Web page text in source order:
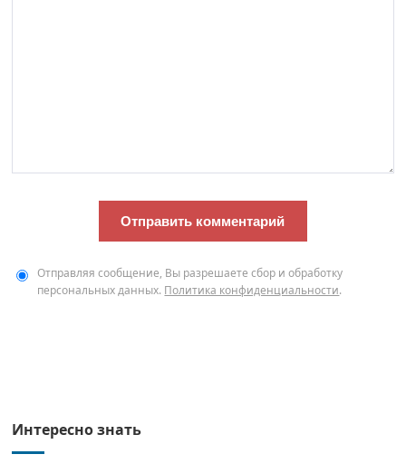
Отправляя сообщение, Вы разрешаете сбор и обработку
персональных данных. Политика конфиденциальности.
Интересно знать